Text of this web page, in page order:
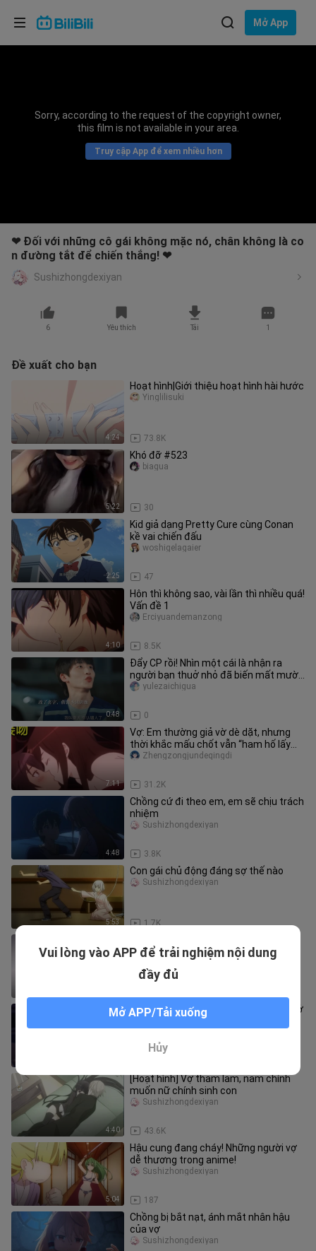
Mở App
Sorry, according to the request of the copyright owner,
this film is not available in your area.
Truy cập App để xem nhiều hơn
❤ Đối với những cô gái không mặc nó, chân không là co
n đường tắt để chiến thắng! ❤
Sushizhongdexiyan
6 Yêu thích Tải 1
Đề xuất cho bạn
4:24
Hoạt hình|Giới thiệu hoạt hình hài hước
73.8K
Yinglilisuki
5:22
Khó đỡ #523
30
biagua
2:25
Kid giả dạng Pretty Cure cùng Conan
kề vai chiến đấu
47
woshigelagaier
4:10
Hôn thì không sao, vài lần thì nhiều quá!
Vấn đề 1
8.5K
Erciyuandemanzong
0:48
Đẩy CP rồi! Nhìn một cái là nhận ra
người bạn thuở nhỏ đã biến mất mười
năm!!
0
yulezaichigua
7:11
Vợ: Em thường giả vờ dè dặt, nhưng
thời khắc mấu chốt vẫn “ham hố lấy
thân”!
31.2K
Zhengzongjundeqingdi
4:48
Chồng cứ đi theo em, em sẽ chịu trách
nhiệm
3.8K
Sushizhongdexiyan
5:53
Con gái chủ động đáng sợ thế nào
1.7K
Sushizhongdexiyan
không hay, còn mê trên giường.
Vợ lúc nhỏ béo nhưng khi lớn lên sẽ trở
thành một thiếu nữ xinh đẹp Đầu tư
4:40
[Hoạt hình] Vợ tham lam, nam chính
muốn nữ chính sinh con
43.6K
Sushizhongdexiyan
5:04
Hậu cung đang cháy! Những người vợ
dễ thương trong anime!
187
Sushizhongdexiyan
Chồng bị bắt nạt, ánh mắt nhân hậu
của vợ
Sushizhongdexiyan
Vui lòng vào APP để trải nghiệm nội dung
đầy đủ
Mở APP/Tải xuống
Hủy
Lựa chọn ngôn ngữ
Bahasa Indonesia